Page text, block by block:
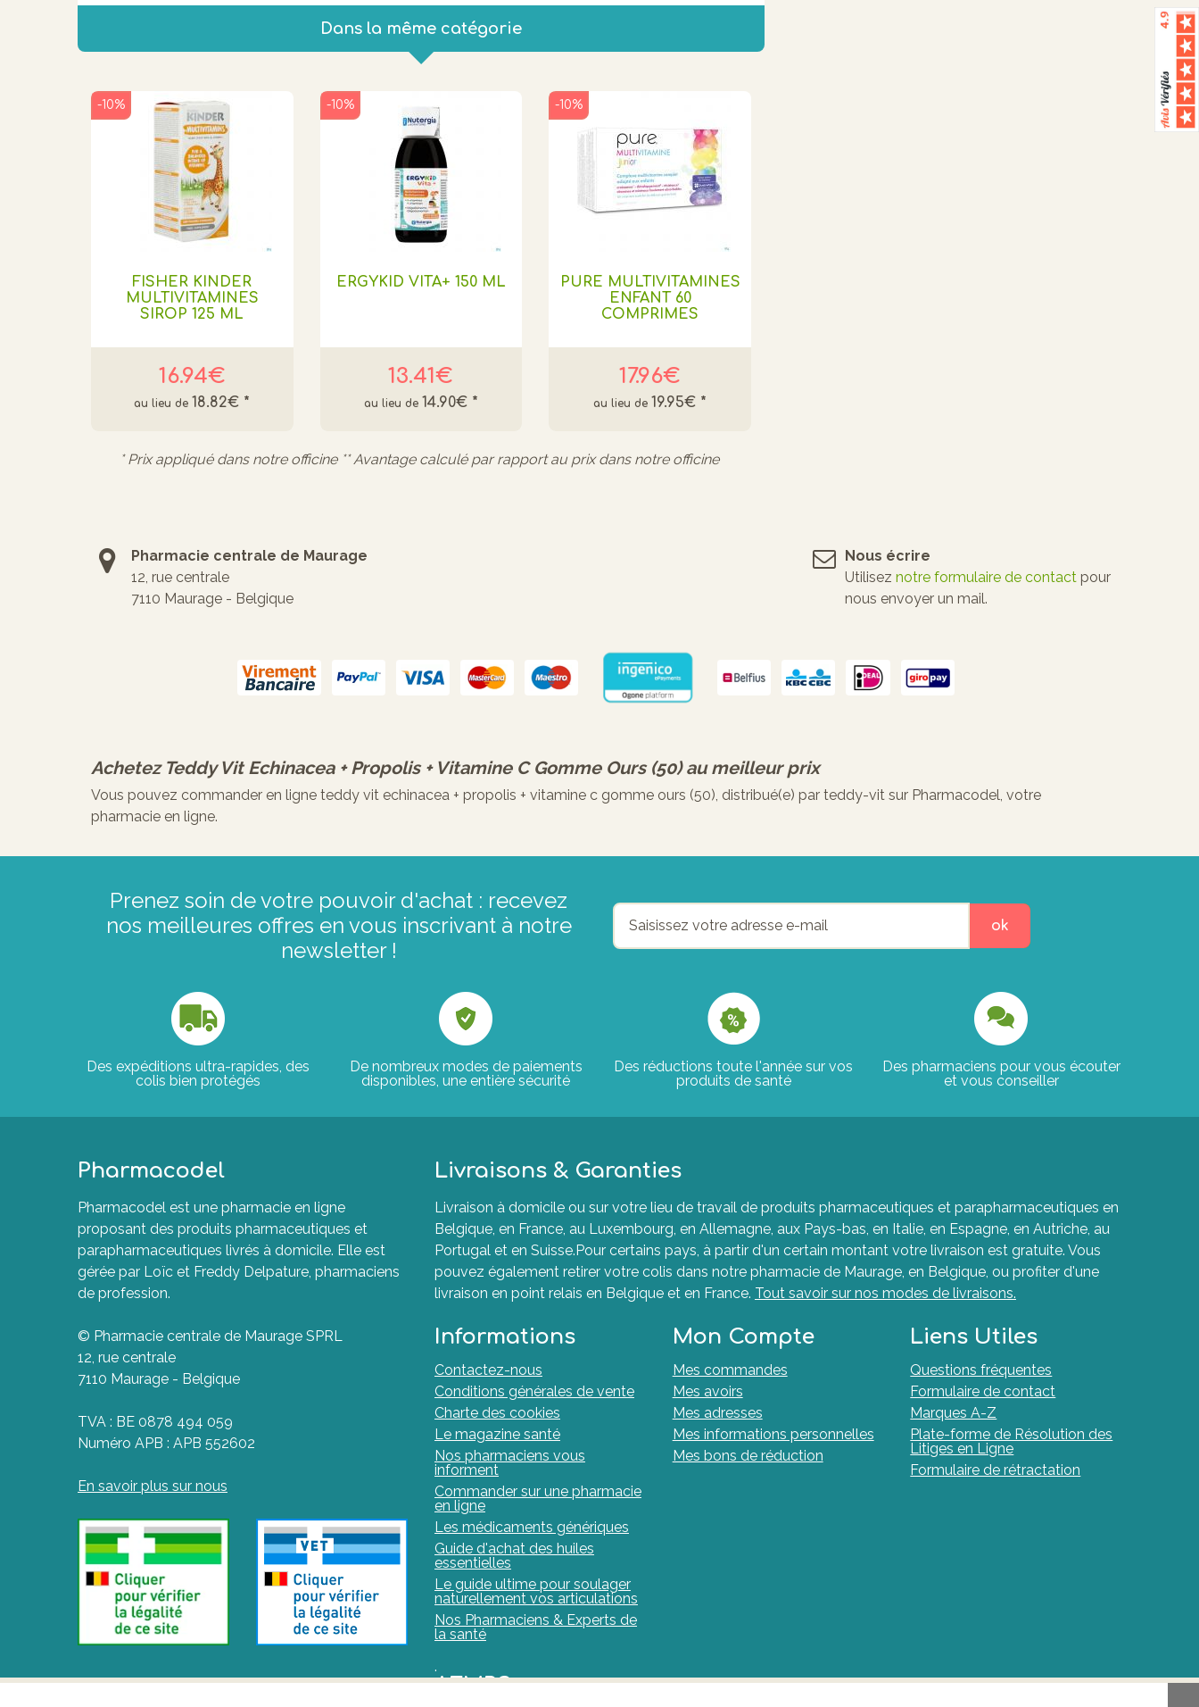
Dans la même catégorie
FISHER KINDER
MULTIVITAMINES
SIROP 125 ML
16.94€
-10%
18.82€ *
ERGYKID VITA+ 150 ML
13.41€
-10%
14.90€ *
PURE MULTIVITAMINES
ENFANT 60
COMPRIMES
17.96€
-10%
19.95€ *
* Prix appliqué dans notre officine ** Avantage calculé par rapport au prix dans notre officine
Pharmacie centrale de Maurage
12, rue centrale
7110 Maurage - Belgique
Nous écrire
Utilisez notre formulaire de contact pour
nous envoyer un mail.
Achetez Teddy Vit Echinacea + Propolis + Vitamine C Gomme Ours (50)au meilleur prix
Vous pouvez commander en ligne teddy vit echinacea + propolis + vitamine c gomme ours (50), distribué(e) par teddy-vit sur Pharmacodel, votre
pharmacie en ligne.
Prenez soin de votre pouvoir d'achat : recevez
nos meilleures offres en vous inscrivant à notre
newsletter !
ok
Des expéditions ultra-rapides, des
colis bien protégés
De nombreux modes de paiements
disponibles, une entière sécurité
Des réductions toute l'année sur vos
produits de santé
Des pharmaciens pour vous écouter
et vous conseiller
Pharmacodel
Pharmacodel est une pharmacie en ligne
proposant des produits pharmaceutiques et
parapharmaceutiques livrés à domicile. Elle est
gérée par Loïc et Freddy Delpature, pharmaciens
de profession.
© Pharmacie centrale de Maurage SPRL
12, rue centrale
7110 Maurage - Belgique
TVA : BE 0878 494 059
Numéro APB : APB 552602
En savoir plus sur nous
Livraisons & Garanties
Livraison à domicile ou sur votre lieu de travail de produits pharmaceutiques et parapharmaceutiques en
Belgique, en France, au Luxembourg, en Allemagne, aux Pays-bas, en Italie, en Espagne, en Autriche, au
Portugal et en Suisse.Pour certains pays, à partir d'un certain montant votre livraison est gratuite. Vous
pouvez également retirer votre colis dans notre pharmacie de Maurage, en Belgique, ou profiter d'une
livraison en point relais en Belgique et en France. Tout savoir sur nos modes de livraisons.
Informations
Contactez-nous
Conditions générales de vente
Charte des cookies
Le magazine santé
Nos pharmaciens vous
informent
Commander sur une pharmacie
en ligne
Les médicaments génériques
Guide d'achat des huiles
essentielles
Le guide ultime pour soulager
naturellement vos articulations
Nos Pharmaciens & Experts de
la santé
.
Mon Compte
Mes commandes
Mes avoirs
Mes adresses
Mes informations personnelles
Mes bons de réduction
Liens Utiles
Questions fréquentes
Formulaire de contact
Marques A-Z
Plate-forme de Résolution des
Litiges en Ligne
Formulaire de rétractation
AFMPS